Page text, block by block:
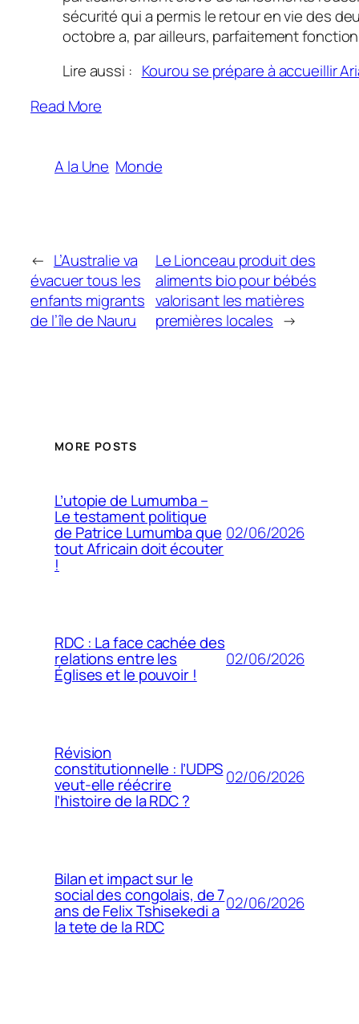
sécurité qui a permis le retour en vie des
octobre a, par ailleurs, parfaitement
Lire aussi : Kourou se prépare à accueillir
Read More
A la Une Monde
← L’Australie va
évacuer tous les
enfants migrants
de l’île de Nauru
Le Lionceau produit des
aliments bio pour bébés
valorisant les matières
premières locales →
MORE POSTS
L’utopie de Lumumba –
Le testament politique
de Patrice Lumumba que
tout Africain doit écouter
!
02/06/2026
RDC : La face cachée des
relations entre les
Églises et le pouvoir !
02/06/2026
Révision
constitutionnelle : l’UDPS
veut-elle réécrire
l’histoire de la RDC ?
02/06/2026
Bilan et impact sur le
social des congolais, de 7
ans de Felix Tshisekedi a
la tete de la RDC
02/06/2026